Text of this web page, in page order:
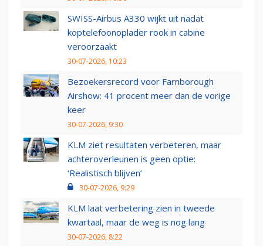
SWISS-Airbus A330 wijkt uit nadat
koptelefoonoplader rook in cabine
veroorzaakt
30-07-2026, 10:23
Bezoekersrecord voor Farnborough
Airshow: 41 procent meer dan de vorige
keer
30-07-2026, 9:30
KLM ziet resultaten verbeteren, maar
achteroverleunen is geen optie:
‘Realistisch blijven’
30-07-2026, 9:29
KLM laat verbetering zien in tweede
kwartaal, maar de weg is nog lang
30-07-2026, 8:22